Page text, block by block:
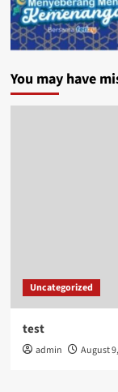
You may have
Uncategorized
test
admin August